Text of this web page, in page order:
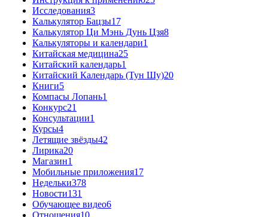
Исследования3
Калькулятор Бацзы17
Калькулятор Ци Мэнь Дунь Цзя8
Калькуляторы и календари1
Китайская медицина25
Китайский календарь1
Китайский Календарь (Тун Шу)20
Книги5
Компасы Лопань1
Конкурс21
Консультации1
Курсы4
Летящие звёзды42
Лирика20
Магазин1
Мобильные приложения17
Недельки378
Новости131
Обучающее видео6